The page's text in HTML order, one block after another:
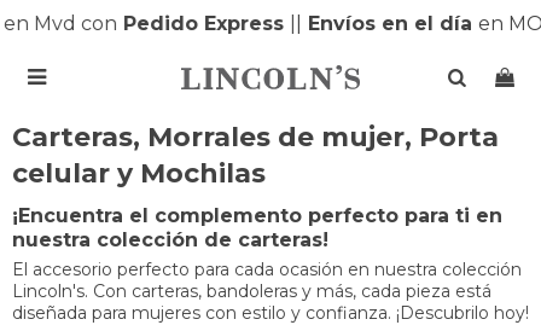
Mvd conPedido Express| Envíos en el díaen

Carteras, Morrales de mujer, Porta
celular y Mochilas
¡Encuentra el complemento perfecto para ti en
nuestra colección de carteras!
El accesorio perfecto para cada ocasión en nuestra colección
Lincoln's. Con carteras, bandoleras y más, cada pieza está
diseñada para mujeres con estilo y confianza. ¡Descubrilo hoy!